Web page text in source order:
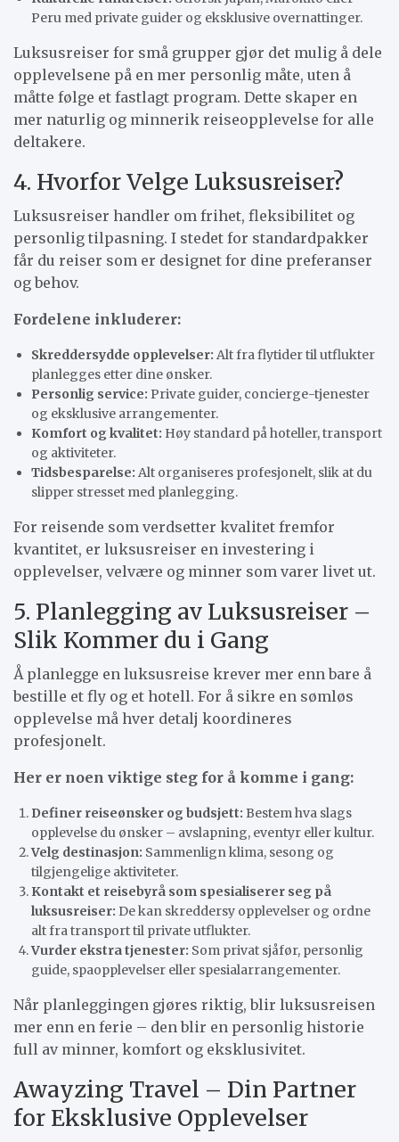
Peru med private guider og eksklusive overnattinger.
Luksusreiser for små grupper gjør det mulig å dele
opplevelsene på en mer personlig måte, uten å
måtte følge et fastlagt program. Dette skaper en
mer naturlig og minnerik reiseopplevelse for alle
deltakere.
4. Hvorfor Velge Luksusreiser?
Luksusreiser handler om frihet, fleksibilitet og
personlig tilpasning. I stedet for standardpakker
får du reiser som er designet for dine preferanser
og behov.
Fordelene inkluderer:
Skreddersydde opplevelser: Alt fra flytider til utflukter
planlegges etter dine ønsker.
Personlig service: Private guider, concierge-tjenester
og eksklusive arrangementer.
Komfort og kvalitet: Høy standard på hoteller, transport
og aktiviteter.
Tidsbesparelse: Alt organiseres profesjonelt, slik at du
slipper stresset med planlegging.
For reisende som verdsetter kvalitet fremfor
kvantitet, er luksusreiser en investering i
opplevelser, velvære og minner som varer livet ut.
5. Planlegging av Luksusreiser –
Slik Kommer du i Gang
Å planlegge en luksusreise krever mer enn bare å
bestille et fly og et hotell. For å sikre en sømløs
opplevelse må hver detalj koordineres
profesjonelt.
Her er noen viktige steg for å komme i gang:
Definer reiseønsker og budsjett: Bestem hva slags
opplevelse du ønsker – avslapning, eventyr eller kultur.
Velg destinasjon: Sammenlign klima, sesong og
tilgjengelige aktiviteter.
Kontakt et reisebyrå som spesialiserer seg på
luksusreiser: De kan skreddersy opplevelser og ordne
alt fra transport til private utflukter.
Vurder ekstra tjenester: Som privat sjåfør, personlig
guide, spaopplevelser eller spesialarrangementer.
Når planleggingen gjøres riktig, blir luksusreisen
mer enn en ferie – den blir en personlig historie
full av minner, komfort og eksklusivitet.
Awayzing Travel – Din Partner
for Eksklusive Opplevelser